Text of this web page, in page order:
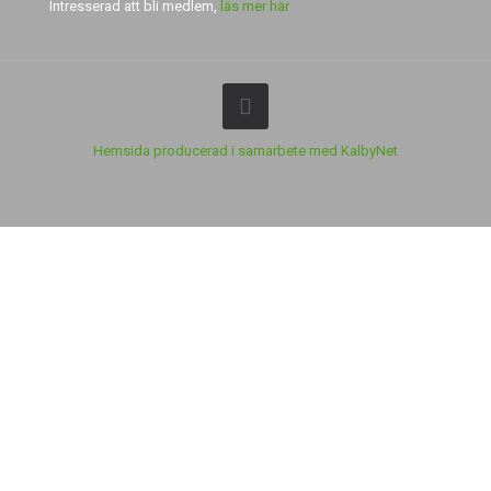
Intresserad att bli medlem, läs mer här
Hemsida producerad i samarbete med KalbyNet